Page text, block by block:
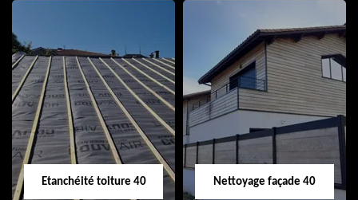
Nettoyage et pose
de gouttière 40
Réparation de
toiture 40
Etanchéité toiture 40 Nettoyage façade 40